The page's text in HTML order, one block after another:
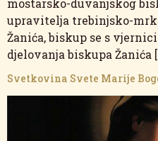
mostarsko-duvanjskog
upravitelja trebinjsko-
Žanića, biskup se s
djelovanja biskupa Žanića
Svetkovina Svete Marije